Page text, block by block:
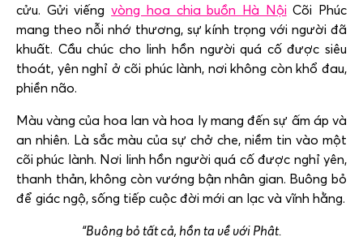
cửu. Gửi viếngvòng hoa chia buồn Hà Nội Cõi Phúc
mang theo nỗi nhớ thương, sự kính trọng với người đã
khuất. Cầu chúc cho linh hồn người quá cố được siêu
thoát, yên nghỉ ở cõi phúc lành, nơi không còn khổ đau,
phiền não.
Màu vàng của hoa lan và hoa ly mang đến sự ấm áp và
an nhiên. Là sắc màu của sự chở che, niềm tin vào một
cõi phúc lành. Nơi linh hồn người quá cố được nghỉ yên,
thanh thản, không còn vướng bận nhân gian. Buông bỏ
để giác ngộ, sống tiếp cuộc đời mới an lạc và vĩnh hằng.
“Buông bỏ tất cả, hồn ta về với Phật.